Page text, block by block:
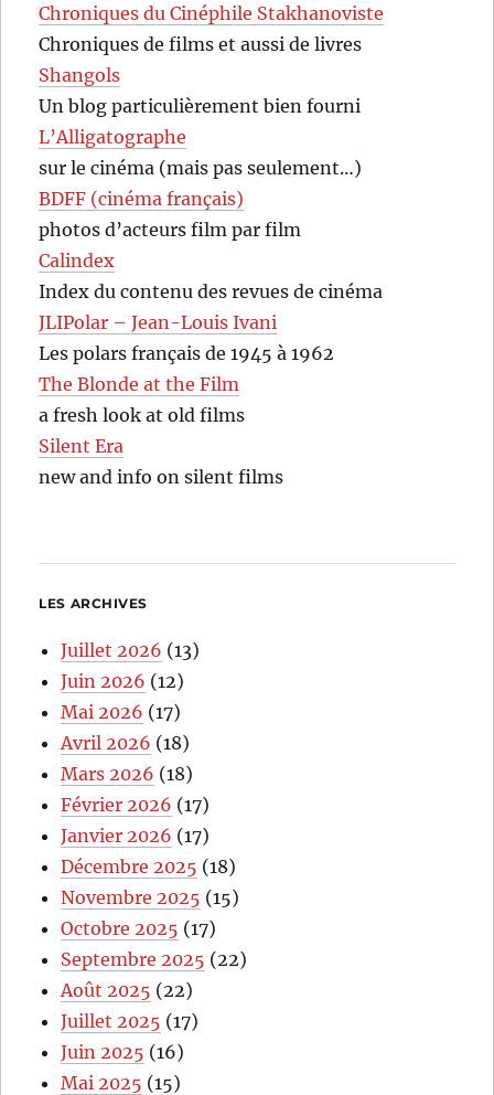
Chroniques du Cinéphile Stakhanoviste
Chroniques de films et aussi de livres
Shangols
Un blog particulièrement bien fourni
L’Alligatographe
sur le cinéma (mais pas seulement…)
BDFF (cinéma français)
photos d’acteurs film par film
Calindex
Index du contenu des revues de cinéma
JLIPolar – Jean-Louis Ivani
Les polars français de 1945 à 1962
The Blonde at the Film
a fresh look at old films
Silent Era
new and info on silent films
LES ARCHIVES
Juillet 2026 (13)
Juin 2026 (12)
Mai 2026 (17)
Avril 2026 (18)
Mars 2026 (18)
Février 2026 (17)
Janvier 2026 (17)
Décembre 2025 (18)
Novembre 2025 (15)
Octobre 2025 (17)
Septembre 2025 (22)
Août 2025 (22)
Juillet 2025 (17)
Juin 2025 (16)
Mai 2025 (15)